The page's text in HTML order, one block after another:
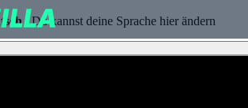
, Du kannst deine Sprache hier ändern